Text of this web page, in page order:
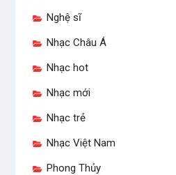
Nghệ sĩ
Nhạc Châu Á
Nhạc hot
Nhạc mới
Nhạc trẻ
Nhạc Việt Nam
Phong Thủy